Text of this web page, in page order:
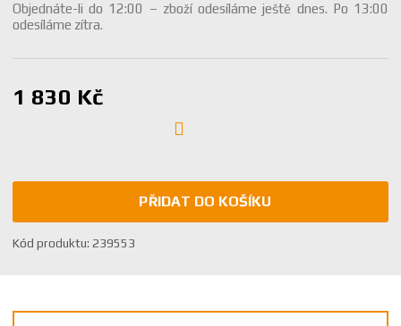
Objednáte-li do 12:00 – zboží odesíláme ještě dnes. Po 13:00
odesíláme zítra.
1 830 Kč
PŘIDAT DO KOŠÍKU
Kód produktu:239553